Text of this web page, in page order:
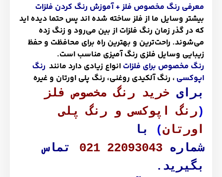
معرفی رنگ مخصوص فلز + آموزش رنگ کردن فلزات
بیشتر وسایل ما از فلز ساخته شده اند پس حتما دیده اید
که در گذر زمان رنگ فلزات از بین می‌رود و زنگ زده
می‌شوند. راحت‌ترین و بهترین راه برای محافظت و حفظ
زیبایی وسایل فلزی رنگ آمیزی مناسب است.
رنگ مخصوص برای فلزات انواع زیادی دارد مانند رنگ
اپوکسی ، رنگ آلکیدی روغنی، رنگ پلی اورتان و غیره
برای خرید رنگ مخصوص فلز
(رنگ اپوکسی و رنگ پلی
اورتان)
با
شماره
تماس
بگیرید.